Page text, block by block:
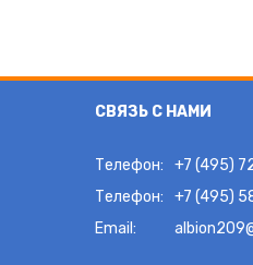
СВЯЗЬ С НАМИ
Телефон:
+7 (495)
Телефон:
+7 (495)
Email: